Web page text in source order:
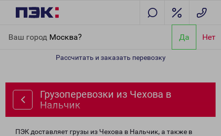
Ваш город Москва? Да Нет
Рассчитать и заказать перевозку
Грузоперевозки из Чехова в
Нальчик
ПЭК доставляет грузы из Чехова в Нальчик, а также в